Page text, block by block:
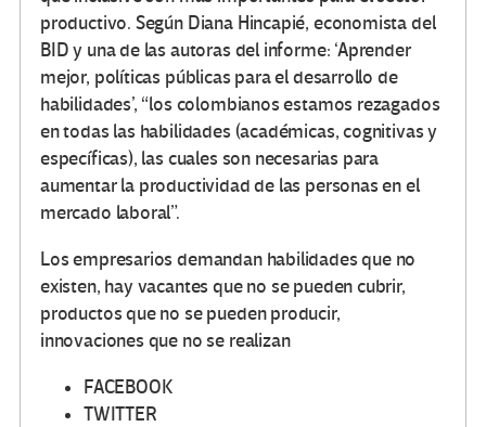
productivo. Según Diana Hincapié, economista del
BID y una de las autoras del informe: ‘Aprender
mejor, políticas públicas para el desarrollo de
habilidades’, “los colombianos estamos rezagados
en todas las habilidades (académicas, cognitivas y
específicas), las cuales son necesarias para
aumentar la productividad de las personas en el
mercado laboral”.
Los empresarios demandan habilidades que no
existen, hay vacantes que no se pueden cubrir,
productos que no se pueden producir,
innovaciones que no se realizan
FACEBOOK
TWITTER